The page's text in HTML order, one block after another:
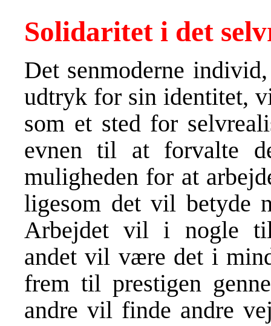
Solidaritet i det
Det senmoderne
udtryk for sin identitet,
som et sted for
evnen til at forvalte
muligheden for at
ligesom det vil betyde
Arbejdet vil i nogle
andet vil være det i
frem til prestigen
andre vil finde andre